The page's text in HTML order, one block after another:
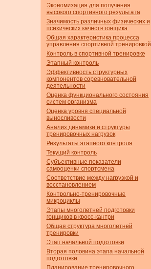
Экономизация для получения
высокого спортивного результата
Значимость различных физических и
психических качеств гон­щика
Общая характеристика процесса
управления спортивной тренировкой
Контроль в спортивной тренировке
Этапный контроль
Эффективность структурных
компонентов соревновательной
деятельности
Оценка функционального состояния
систем организма
Оценка уровня специальной
выносливости
Анализ динамики и структуры
тренировочных нагрузок
Результаты этапного контроля
Текущий контроль
Субъективные показатели
самооценки спортсмена
Соответствие между нагрузкой и
восстановлением
Контрольно-тренировочные
микроциклы
Этапы многолетней подготовки
гонщиков в кросс-кантри
Общая структура многолетней
тренировки
Этап начальной подготовки
Вторая половина этапа начальной
подготовки
Планирование тренировочного